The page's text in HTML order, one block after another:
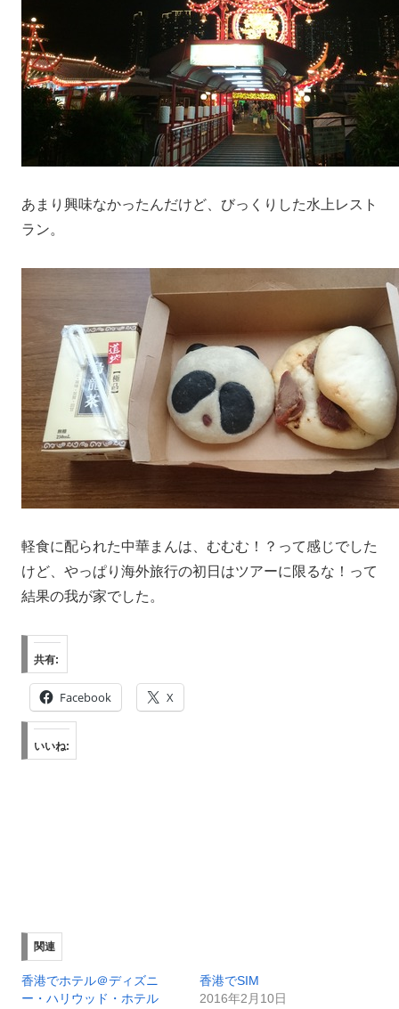
あまり興味なかったんだけど、びっくりした水上レスト
ラン。
軽食に配られた中華まんは、むむむ！？って感じでした
けど、やっぱり海外旅行の初日はツアーに限るな！って
結果の我が家でした。
共有:
Facebook X
いいね:
関連
香港でホテル＠ディズニ
ー・ハリウッド・ホテル
香港でSIM
2016年2月10日